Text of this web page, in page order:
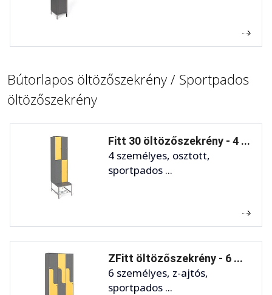
Bútorlapos öltözőszekrény / Sportpados
öltözőszekrény
Fitt 30 öltözőszekrény - 4 ...
4 személyes, osztott,
sportpados ...
ZFitt öltözőszekrény - 6 ...
6 személyes, z-ajtós,
sportpados ...